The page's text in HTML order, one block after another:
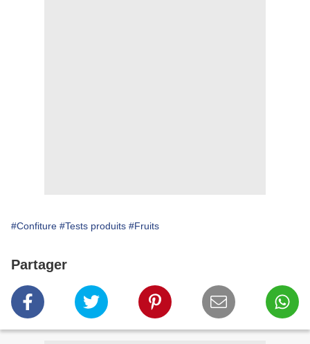
#Confiture #Tests produits #Fruits
Partager